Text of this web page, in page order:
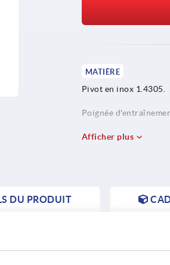
MATIÈRE
Pivot en inox 1.4305.
Poignée
Bague de maintien en
Afficher plus
DU PRODUIT